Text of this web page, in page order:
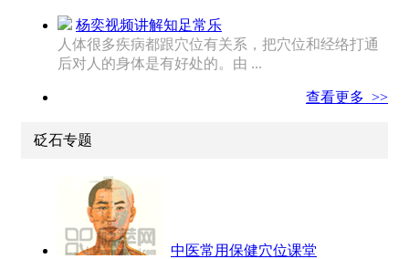
杨奕视频讲解知足常乐
人体很多疾病都跟穴位有关系，把穴位和经络打通
后对人的身体是有好处的。由 ...
查看更多 >>
砭石专题
中医常用保健穴位课堂